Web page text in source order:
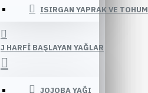
ISIRGAN YAPRAK VE
J HARFI BAŞLAYAN YAĞLAR
JOJOBA YAĞI